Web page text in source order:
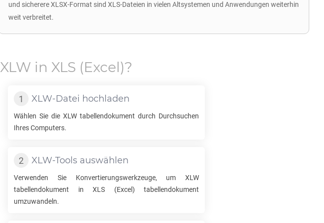
und sicherere XLSX-Format sind XLS-Dateien in vielen Altsystemen und Anwendungen weiterhin
weit verbreitet.
XLW in XLS (Excel)?
XLW-Datei hochladen
Wählen Sie die XLW tabellendokument durch Durchsuchen
Ihres Computers.
XLW-Tools auswählen
Verwenden Sie Konvertierungswerkzeuge, um XLW
tabellendokument in XLS (Excel) tabellendokument
umzuwandeln.